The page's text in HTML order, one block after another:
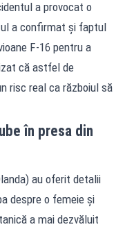
a provocat o
a confirmat și faptul
F-16 pentru a
că astfel de
risc real ca războiul să
în presa din
au oferit detalii
despre o femeie și
a mai dezvăluit